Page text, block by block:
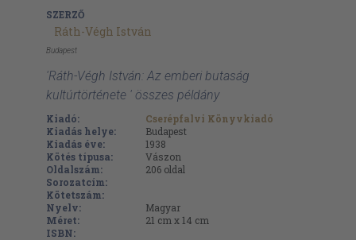
SZERZŐ
Ráth-Végh István
Budapest
'Ráth-Végh István: Az emberi butaság
kultúrtörténete ' összes példány
Kiadó:
Cserépfalvi Könyvkiadó
Kiadás helye:
Budapest
Kiadás éve:
1938
Kötés típusa:
Vászon
Oldalszám:
206 oldal
Sorozatcím:
Kötetszám:
Nyelv:
Magyar
Méret:
21 cm x 14 cm
ISBN: